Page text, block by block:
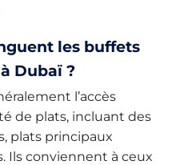
les buffets
Dubaï ?
l’accès
de plats, incluant des
plats principaux
Ils conviennent à ceux